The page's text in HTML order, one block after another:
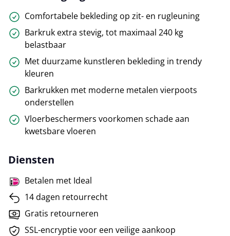
Comfortabele bekleding op zit- en rugleuning
Barkruk extra stevig, tot maximaal 240 kg
belastbaar
Met duurzame kunstleren bekleding in trendy
kleuren
Barkrukken met moderne metalen vierpoots
onderstellen
Vloerbeschermers voorkomen schade aan
kwetsbare vloeren
Diensten
Betalen met Ideal
14 dagen retourrecht
Gratis retourneren
SSL-encryptie voor een veilige aankoop